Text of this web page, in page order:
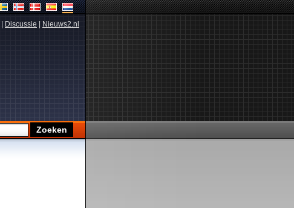
Discussie Nieuws2.nl